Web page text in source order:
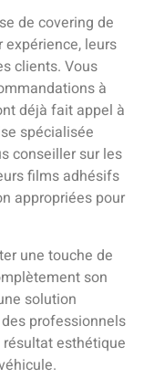
de covering de
expérience, leurs
clients. Vous
à
déjà fait appel à
spécialisée
conseiller sur les
films adhésifs
appropriées pour
une touche de
son
solution
professionnels
esthétique